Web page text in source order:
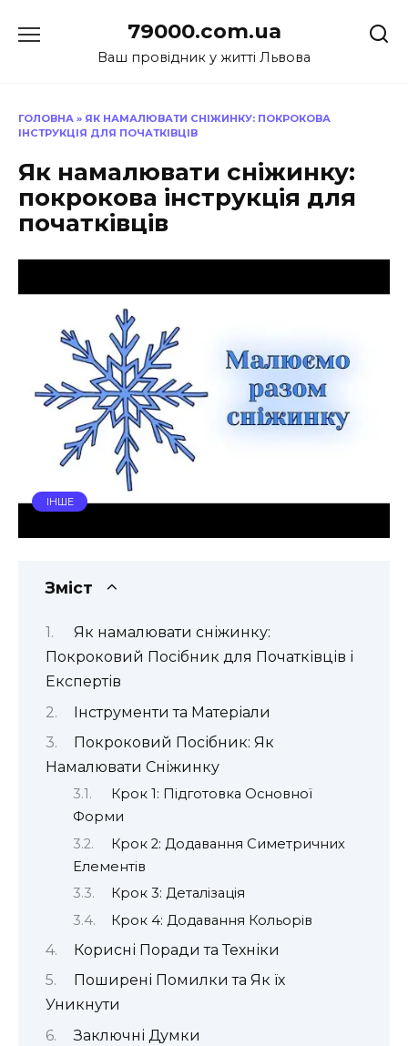
до
79000.com.ua
Ваш провідник у житті Львова
ГОЛОВНА » ЯК НАМАЛЮВАТИ СНІЖИНКУ: ПОКРОКОВА
ІНСТРУКЦІЯ ДЛЯ ПОЧАТКІВЦІВ
Як намалювати сніжинку:
покрокова інструкція для
початківців
ІНШЕ
Зміст
Як намалювати сніжинку:
Покроковий Посібник для Початківців і
Експертів
Інструменти та Матеріали
Покроковий Посібник: Як
Намалювати Сніжинку
Крок 1: Підготовка Основної
Форми
Крок 2: Додавання Симетричних
Елементів
Крок 3: Деталізація
Крок 4: Додавання Кольорів
Корисні Поради та Техніки
Поширені Помилки та Як їх
Уникнути
Заключні Думки